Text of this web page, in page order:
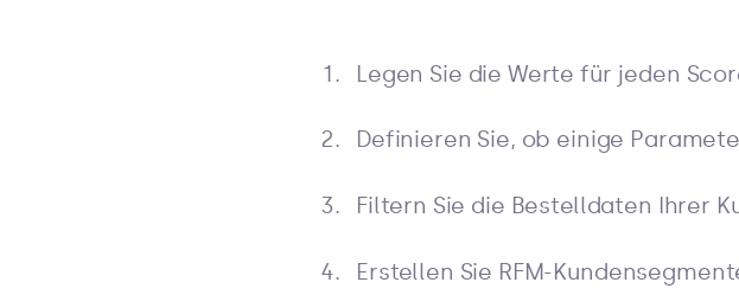
Legen Sie die Werte für jeden
Definieren Sie, ob einige
Filtern Sie die Bestelldaten Ihrer
Erstellen Sie RFM-